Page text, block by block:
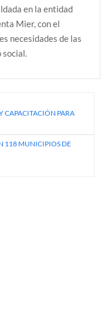
en la entidad
Mier, con el
necesidades de las
CAPACITACIÓN PARA
118 MUNICIPIOS DE